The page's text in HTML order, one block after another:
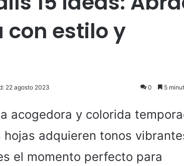
estilo y
22 agosto 2023 0 5
acogedora y colorida
hojas adquieren tonos
el momento perfecto para